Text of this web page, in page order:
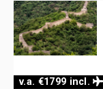
v.a. €1799 incl.